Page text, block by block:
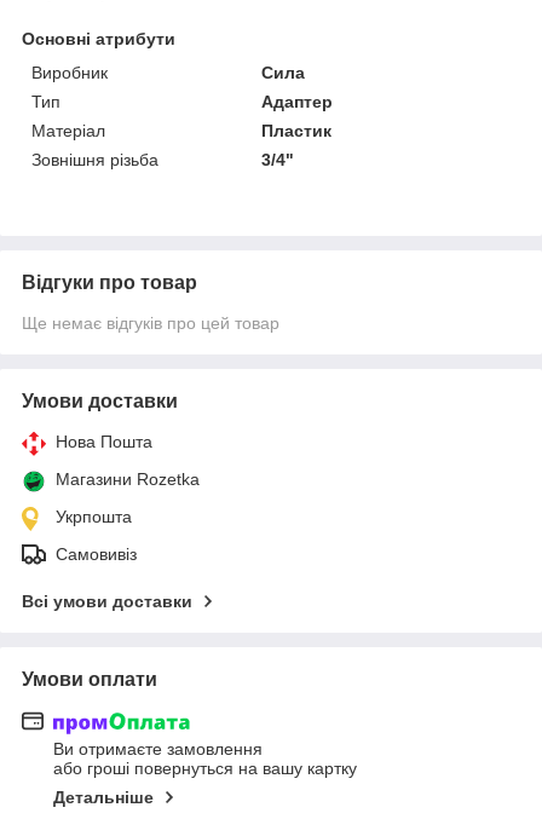
Основні атрибути
Виробник
Сила
Тип
Адаптер
Матеріал
Пластик
Зовнішня різьба
3/4"
Відгуки про товар
Ще немає відгуків про цей товар
Умови доставки
Нова Пошта
Магазини Rozetka
Укрпошта
Самовивіз
Всі умови доставки
Умови оплати
Ви отримаєте замовлення
або гроші повернуться на вашу картку
Детальніше